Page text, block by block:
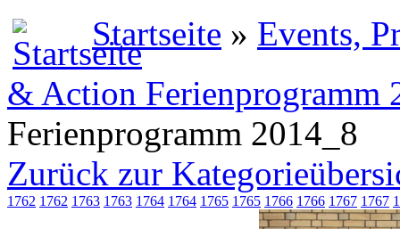
Startseite » Events,
& Action Ferienprogramm
Ferienprogramm 2014_8
Zurück zur
1762 1762 1763 1763 1764 1764 1765 1765 1766 1766 1767 1767